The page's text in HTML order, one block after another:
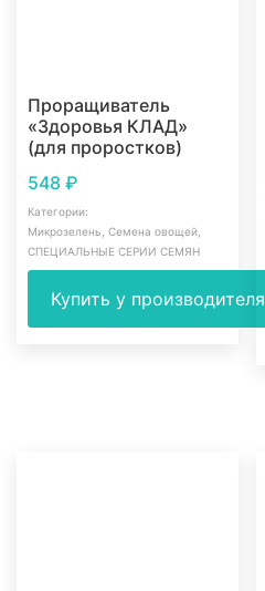
Проращиватель
«Здоровья КЛАД»
(для проростков)
548 ₽
Категории:
Микрозелень Семена овощей
СПЕЦИАЛЬНЫЕ СЕРИИ СЕМЯН
Купить у производителя